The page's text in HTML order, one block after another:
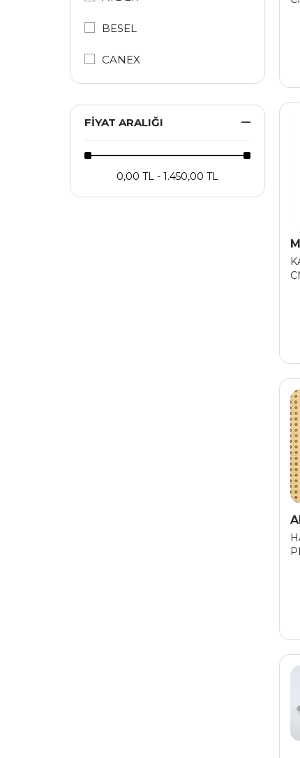
Yapıştırıcı ve Spreyler
Zımba Telleri
Zımparalar
BESEL
CANEX
DELTA
DİĞER
ELTOS
FIYAT ARALIĞI
0,00 TL - 1.450,00 TL